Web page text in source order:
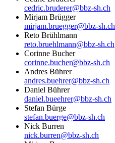
cedric.bruderer@bbz-sh.ch
Mirjam Brügger
mirjam.bruegger@bbz-sh.ch
Reto Brühlmann
reto.bruehlmann@bbz-sh.ch
Corinne Bucher
corinne.bucher@bbz-sh.ch
Andres Bührer
andres.buehrer@bbz-sh.ch
Daniel Bührer
daniel.bueehrer@bbz-sh.ch
Stefan Bürge
stefan.buerge@bbz-sh.ch
Nick Burren
nick.burren@bbz-sh.ch